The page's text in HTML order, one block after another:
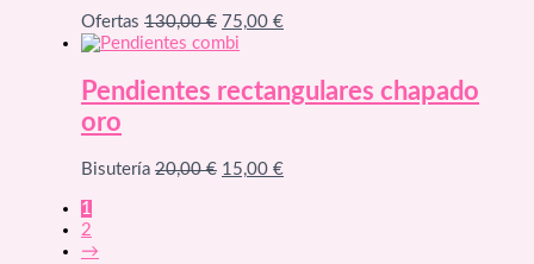
Ofertas 130,00€ El
precio
era:
130,00 €.
75,00 €El
es:
75,00 €.
Pendientes rectangulares chapado
oro
Bisutería 20,00€ El
15,00 €El
1
2
→